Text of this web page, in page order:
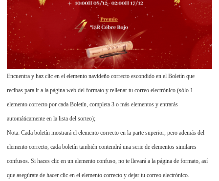
Encuentra y haz clic en el elemento navideño correcto escondido en el Boletín que
recibas para ir a la página web del formato y rellenar tu correo electrónico (sólo 1
elemento correcto por cada Boletín, completa 3 o más elementos y entrarás
automáticamente en la lista del sorteo);
Nota: Cada boletín mostrará el elemento correcto en la parte superior, pero además del
elemento correcto, cada boletín también contendrá una serie de elementos similares
confusos. Si haces clic en un elemento confuso, no te llevará a la página de formato, así
que asegúrate de hacer clic en el elemento correcto y dejar tu correo electrónico.